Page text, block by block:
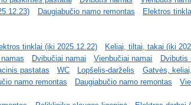
Daugiabučio namo remontas Elektros
tinklai (iki 2025.12.22) Keliai, tiltai, takai (iki
Dvibučiai namai Vienbučiai namai Dvibutis
pastatas WC Lopšelis-darželis Gatvės,
namo remontas Daugiabučio namo remontas